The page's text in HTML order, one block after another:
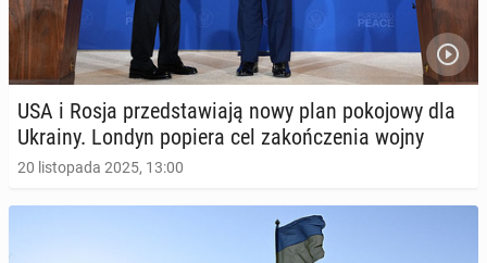
USA i Rosja przed­sta­wia­ją nowy plan po­ko­jo­wy dla
Ukrainy. Londyn popiera cel za­koń­cze­nia wojny
20 listopada 2025, 13:00